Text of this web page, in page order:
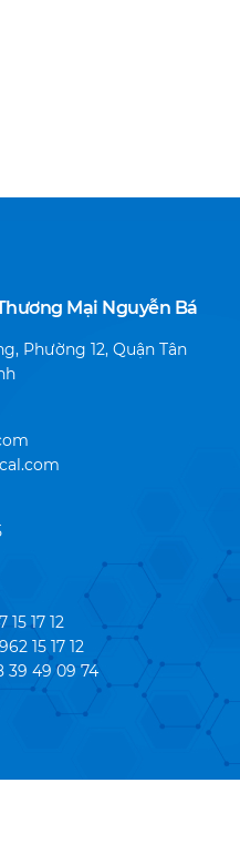
Mại Nguyễn Bá
Phường 12, Quận Tân
17 12
15 17 12
39 49 09 74